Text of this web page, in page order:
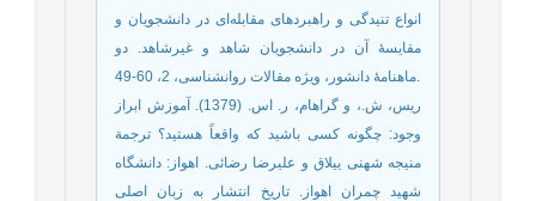
انواع تنیدگی و راهبردهای مقابله‌ای در دانشجویان و
مقایسۀ آن در دانشجویان شاهد و غیرشاهد. دو
ماهنامۀ دانشور، ویژه مقالات روانشناسی، 2، 60-49.
ریس، ش.، و گراهام، ر. اس. (1379). آموزش ابراز
وجود: چگونه کسی باشید که واقعاً هستید؟ ترجمة
منیجه شهنی ییلاق و علیرضا رضائی. اهواز: دانشگاه
شهید چمران اهواز. تاریخ انتشار به زبان اصلی